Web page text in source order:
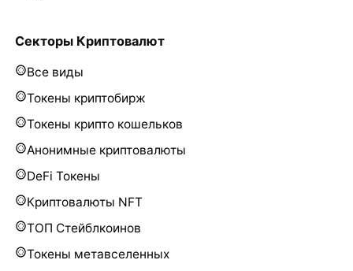
Секторы Криптовалют
Все виды
Токены криптобирж
Токены крипто кошельков
Анонимные криптовалюты
DeFi Токены
Криптовалюты NFT
ТОП Стейблкоинов
Токены метавселенных